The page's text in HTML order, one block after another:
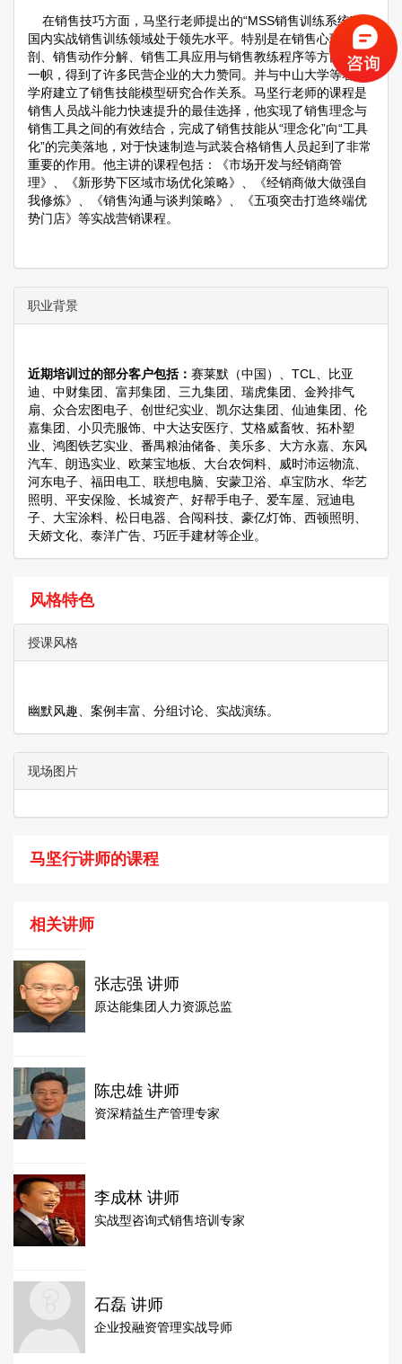
在销售技巧方面，马坚行老师提出的“MSS销售训练系统”在
国内实战销售训练领域处于领先水平。特别是在销售心理解
剖、销售动作分解、销售工具应用与销售教练程序等方面独树
一帜，得到了许多民营企业的大力赞同。并与中山大学等著名
学府建立了销售技能模型研究合作关系。马坚行老师的课程是
销售人员战斗能力快速提升的最佳选择，他实现了销售理念与
销售工具之间的有效结合，完成了销售技能从“理念化”向“工具
化”的完美落地，对于快速制造与武装合格销售人员起到了非常
重要的作用。他主讲的课程包括：《市场开发与经销商管
理》、《新形势下区域市场优化策略》、《经销商做大做强自
我修炼》、《销售沟通与谈判策略》、《五项突击打造终端优
势门店》等实战营销课程。
职业背景
近期培训过的部分客户包括： 赛莱默（中国）、TCL、比亚
迪、中财集团、富邦集团、三九集团、瑞虎集团、金羚排气
扇、众合宏图电子、创世纪实业、凯尔达集团、仙迪集团、伦
嘉集团、小贝壳服饰、中大达安医疗、艾格威畜牧、拓朴塑
业、鸿图铁艺实业、番禺粮油储备、美乐多、大方永嘉、东风
汽车、朗迅实业、欧莱宝地板、大台农饲料、威时沛运物流、
河东电子、福田电工、联想电脑、安蒙卫浴、卓宝防水、华艺
照明、平安保险、长城资产、好帮手电子、爱车屋、冠迪电
子、大宝涂料、松日电器、合闯科技、豪亿灯饰、西顿照明、
天娇文化、泰洋广告、巧匠手建材等企业。
风格特色
授课风格
幽默风趣、案例丰富、分组讨论、实战演练。
现场图片
马坚行讲师的课程
相关讲师
张志强 讲师
原达能集团人力资源总监
陈忠雄 讲师
资深精益生产管理专家
李成林 讲师
实战型咨询式销售培训专家
石磊 讲师
企业投融资管理实战导师